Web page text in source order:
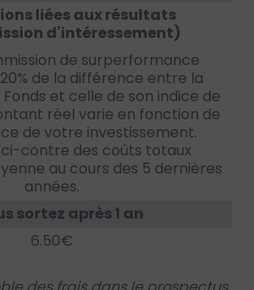
liées aux résultats
d'intéressement)
de surperformance
de la différence entre la
et celle de son indice de
réel varie en fonction de
de votre investissement.
contre des coûts totaux
au cours des 5 dernières
années.
sortez après 1 an
6.50€